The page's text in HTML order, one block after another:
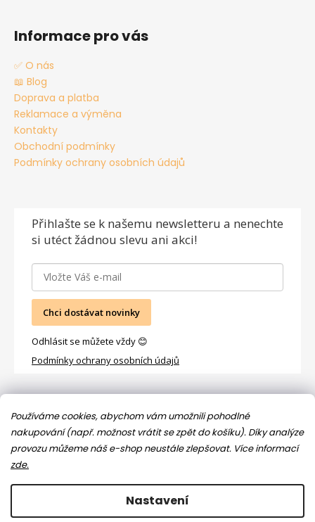
Používáme cookies, abychom vám umožnili pohodlné
nakupování (např. možnost vrátit se zpět do košíku). Díky analýze
provozu můžeme náš e-shop neustále zlepšovat. Více informací
zde.
Nastavení
Informace pro vás
✅ O nás
📖 Blog
Doprava a platba
Reklamace a výměna
Kontakty
Obchodní podmínky
Podmínky ochrany osobních údajů
Přihlašte se k našemu newsletteru a nenechte
si utéct žádnou slevu ani akci!
Chci dostávat novinky
Odhlásit se můžete vždy 😊
Podmínky ochrany osobních údajů
Facebook